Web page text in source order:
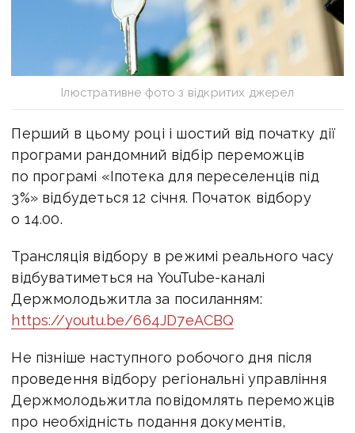
Ілюстративне фото з відкритих джерел
Перший в цьому році і шостий від початку дії
програми рандомний відбір переможців
по програмі «Іпотека для переселенців під
3%» відбудеться 12 січня. Початок відбору
о 14.00.
Трансляція відбору в режимі реального часу
відбуватиметься на YouTube-каналі
Держмолодьжитла за посиланням:
https://youtu.be/664JD7eACBQ
Не пізніше наступного робочого дня після
проведення відбору регіональні управління
Держмолодьжитла повідомлять переможців
про необхідність подання документів,